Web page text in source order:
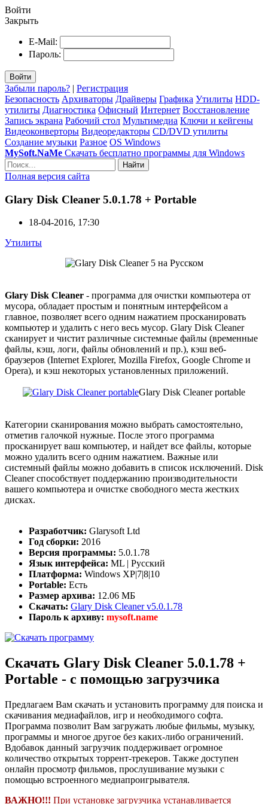
Войти
Закрыть
E-Mail:
Пароль:
Войти
Забыли пароль? | Регистрация
Безопасность Архиваторы Драйверы Графика Утилиты HDD-
утилиты Диагностика Офисный Интернет Восстановление
Запись экрана Рабочий стол Мультимедиа Ключи и кейгены
Видеоконверторы Видеоредакторы CD/DVD утилиты
Создание музыки Разное OS Windows
MySoft.NaMe Скачать бесплатно программы для Windows
Найти
Полная версия сайта
Glary Disk Cleaner 5.0.1.78 + Portable
18-04-2016, 17:30
Утилиты
Glary Disk Cleaner - программа для очистки компьютера от
мусора, обладает простым и понятным интерфейсом а
главное, позволяет всего одним нажатием просканировать
компьютер и удалить с него весь мусор. Glary Disk Cleaner
сканирует и чистит различные системные файлы (временные
файлы, кэш, логи, файлы обновлений и пр.), кэш веб-
браузеров (Internet Explorer, Mozilla Firefox, Google Chrome и
Opera), и кэш некоторых установленных приложений.
Glary Disk Cleaner portable
Категории сканирования можно выбрать самостоятельно,
отметив галочкой нужные. После этого программа
просканирует ваш компьютер, и найдет все файлы, которые
можно удалить всего одним нажатием. Важные или
системный файлы можно добавить в список исключений. Disk
Cleaner способствует поддержанию производительности
вашего компьютера и очистке свободного места жестких
дисках.
Разработчик: Glarysoft Ltd
Год сборки: 2016
Версия программы: 5.0.1.78
Язык интерфейса: ML | Русский
Платформа: Windows XP|7|8|10
Portable: Есть
Размер архива: 12.06 МБ
Скачать: Glary Disk Cleaner v5.0.1.78
Пароль к архиву: mysoft.name
Скачать Glary Disk Cleaner 5.0.1.78 +
Portable - с помощью загрузчика
Предлагаем Вам скачать и установить программу для поиска и
скачивания медиафайлов, игр и необходимого софта.
Программа позволит Вам загружать любые фильмы, музыку,
программы и многое другое без каких-либо ограничений.
Вдобавок данный загрузчик поддерживает огромное
количество открытых торрент-трекеров. Также доступен
онлайн просмотр фильмов, прослушивание музыки с
помощью встроенного медиапроигрывателя.
ВАЖНО!!! При установке загрузчика устанавливается